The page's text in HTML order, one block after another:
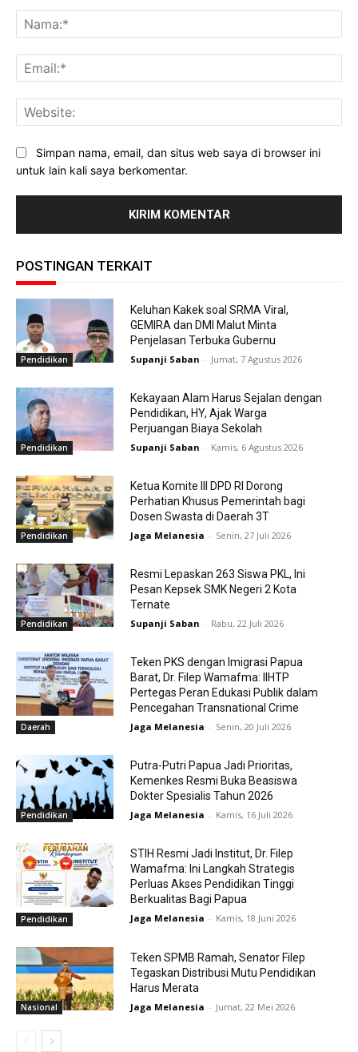
Simpan nama, email, dan situs web saya di browser ini
untuk lain kali saya berkomentar.
POSTINGAN TERKAIT
Pendidikan
Keluhan Kakek soal SRMA Viral,
GEMIRA dan DMI Malut Minta
Penjelasan Terbuka Gubernu
Supanji Saban - Jumat, 7 Agustus 2026
Pendidikan
Kekayaan Alam Harus Sejalan dengan
Pendidikan, HY, Ajak Warga
Perjuangan Biaya Sekolah
Supanji Saban - Kamis, 6 Agustus 2026
Pendidikan
Ketua Komite III DPD RI Dorong
Perhatian Khusus Pemerintah bagi
Dosen Swasta di Daerah 3T
Jaga Melanesia - Senin, 27 Juli 2026
Pendidikan
Resmi Lepaskan 263 Siswa PKL, Ini
Pesan Kepsek SMK Negeri 2 Kota
Ternate
Supanji Saban - Rabu, 22 Juli 2026
Daerah
Teken PKS dengan Imigrasi Papua
Barat, Dr. Filep Wamafma: IIHTP
Pertegas Peran Edukasi Publik dalam
Pencegahan Transnational Crime
Jaga Melanesia - Senin, 20 Juli 2026
Pendidikan
Putra-Putri Papua Jadi Prioritas,
Kemenkes Resmi Buka Beasiswa
Dokter Spesialis Tahun 2026
Jaga Melanesia - Kamis, 16 Juli 2026
Pendidikan
STIH Resmi Jadi Institut, Dr. Filep
Wamafma: Ini Langkah Strategis
Perluas Akses Pendidikan Tinggi
Berkualitas Bagi Papua
Jaga Melanesia - Kamis, 18 Juni 2026
Nasional
Teken SPMB Ramah, Senator Filep
Tegaskan Distribusi Mutu Pendidikan
Harus Merata
Jaga Melanesia - Jumat, 22 Mei 2026